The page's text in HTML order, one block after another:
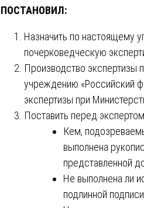
ПОСТАНОВИЛ:
Назначить по настоящему
почерковедческую
Производство
учреждению «Российский
экспертизы при
Поставить перед
Кем,
выполнена
представленной
Не выполнена ли
подлинной